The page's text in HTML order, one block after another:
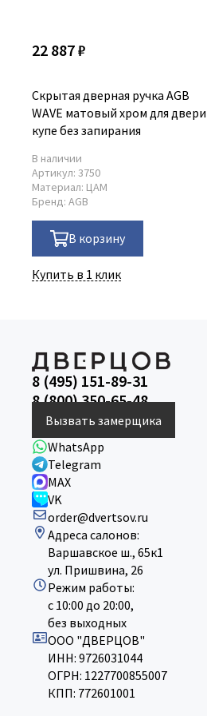
22 887 ₽
Скрытая дверная ручка AGB
WAVE матовый хром для двери
купе без запирания
В наличии
Артикул: 3750
Материал: ЦАМ
Бренд: AGB
В корзину
Купить в 1 клик
8 (495) 151-89-31
8 (800) 350-65-48
Вызвать замерщика
WhatsApp
Telegram
MAX
VK
order@dvertsov.ru
Адреса салонов:
Варшавское ш., 65к1
ул. Пришвина, 26
Режим работы:
с 10:00 до 20:00,
без выходных
ООО "ДВЕРЦОВ"
ИНН: 9726031044
ОГРН: 1227700855007
КПП: 772601001